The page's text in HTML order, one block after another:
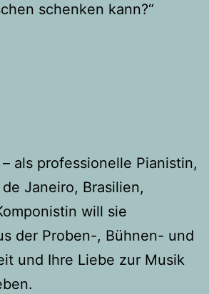
schenken kann?“
– als professionelle Pianistin,
Janeiro, Brasilien,
will sie
der Proben-, Bühnen- und
und Ihre Liebe zur Musik